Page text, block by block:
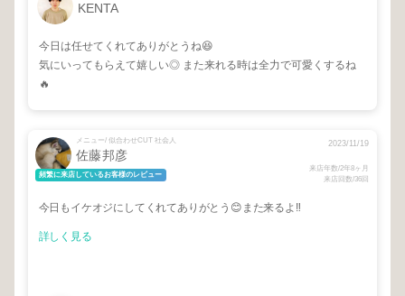
KENTA
今日は任せてくれてありがとうね😆
気にいってもらえて嬉しい◎ また来れる時は全力で可愛くするね
🔥
メニュー/ 似合わせCUT 社会人
佐藤邦彦
頻繁に来店しているお客様のレビュー
2023/11/19
来店年数/2年8ヶ月
来店回数/36回
今日もイケオジにしてくれてありがとう😊また来るよ‼️
詳しく見る